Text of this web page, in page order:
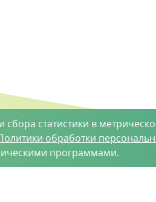
статистики в
обработки
программами.